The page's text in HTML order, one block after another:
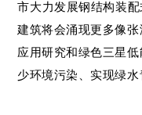
市大力发展钢结构装
建筑将会涌现更多像
应用研究和绿色三星
少环境污染、实现绿水